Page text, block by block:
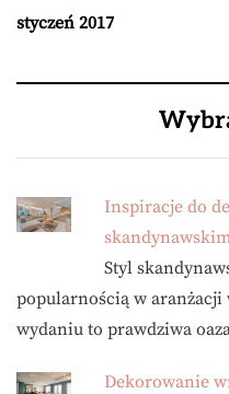
styczeń 2017
Inspiracje do
Styl
popularnością w
wydaniu to prawdziwa
Dekorowanie